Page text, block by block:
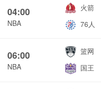
04:00
NBA
火箭
76人
06:00
NBA
篮网
国王